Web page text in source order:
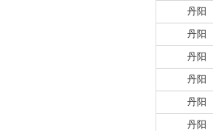
丹阳
丹阳
丹阳
丹阳
丹阳
丹阳